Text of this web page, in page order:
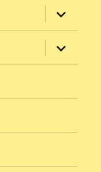
öffnen
öffnen